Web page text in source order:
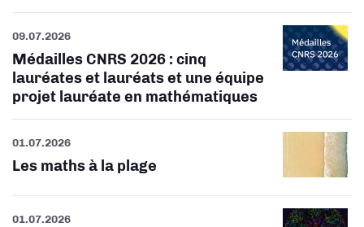
09.07.2026
Médailles CNRS 2026 : cinq
lauréates et lauréats et une équipe
projet lauréate en mathématiques
01.07.2026
Les maths à la plage
01.07.2026